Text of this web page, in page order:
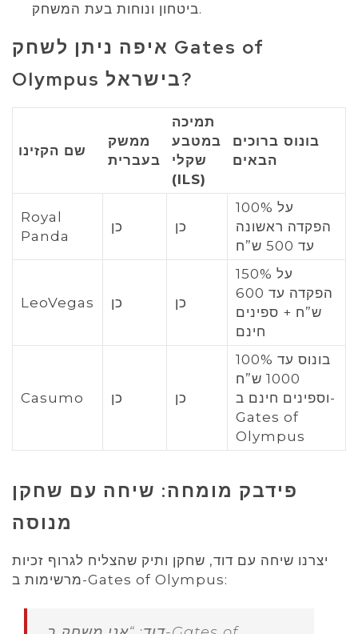
ביטחון ונוחות בעת המשחק.
איפה ניתן לשחק Gates of
Olympus בישראל?
שם הקזינו
ממשק
בעברית
תמיכה
במטבע
שקלי
(ILS)
בונוס ברוכים
הבאים
Royal
Panda
כן כן
100% על
הפקדה ראשונה
עד 500 ש”ח
LeoVegas כן כן
150% על
הפקדה עד 600
ש”ח + ספינים
חינם
Casumo כן כן
100% בונוס עד
1000 ש”ח
וספינים חינם ב-
Gates of
Olympus
פידבק מומחה: שיחה עם שחקן
מנוסה
יצרנו שיחה עם דוד, שחקן ותיק שהצליח לגרוף זכיות
מרשימות ב-Gates of Olympus: